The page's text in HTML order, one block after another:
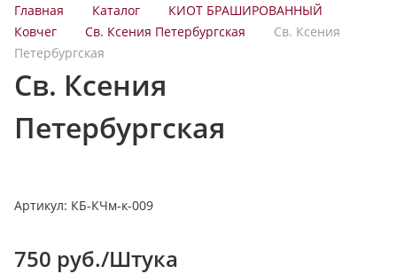
к
а
т
а
о
г
Главная Каталог
КИОТ БРАШИРОВАННЫЙ
Ковчег
Св. Ксения Петербургская
Св. Ксения
Петербургская
Св. Ксения
Петербургская
Артикул: КБ-КЧм-к-009
750 руб./Штука